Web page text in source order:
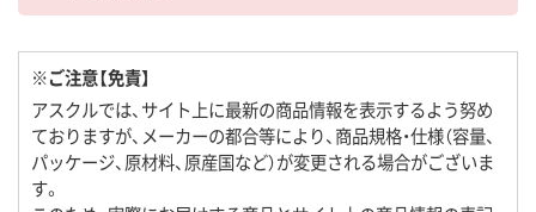
※ご注意【免責】
アスクルでは、サイト上に最新の商品情報を表示するよう努め
ておりますが、メーカーの都合等により、商品規格・仕様（容量、
パッケージ、原材料、原産国など）が変更される場合がございま
す。